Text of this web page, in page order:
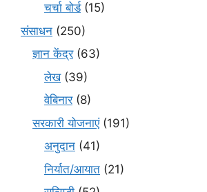
चर्चा बोर्ड(15)
संसाधन (250)
ज्ञान केंद्र(63)
लेख(39)
वेबिनार(8)
सरकारी योजनाएं(191)
अनुदान (41)
निर्यात/आयात (21)